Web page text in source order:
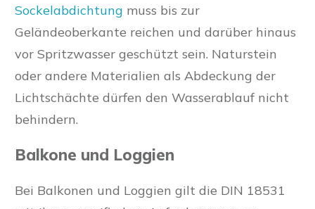
Sockelabdichtung muss bis zur
Geländeoberkante reichen und darüber hinaus
vor Spritzwasser geschützt sein. Naturstein
oder andere Materialien als Abdeckung der
Lichtschächte dürfen den Wasserablauf nicht
behindern.
Balkone und Loggien
Bei Balkonen und Loggien gilt die DIN 18531